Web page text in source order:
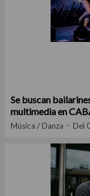
Se buscan
multimedia en
Música / Danza Del